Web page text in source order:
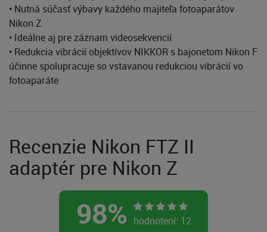
• Nutná súčasť výbavy každého majiteľa fotoaparátov
Nikon Z
• Ideálne aj pre záznam videosekvencií
• Redukcia vibrácií objektívov NIKKOR s bajonetom Nikon F
účinne spolupracuje so vstavanou redukciou vibrácií vo
fotoaparáte
Recenzie Nikon FTZ II
adaptér pre Nikon Z
98% hodnotení: 12